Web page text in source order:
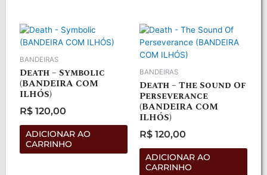
BANDEIRAS
Death – Symbolic
(BANDEIRA COM
ILHÓS)
Avaliação
0
R$ 120,00
ADICIONAR AO
CARRINHO
BANDEIRAS
Death – The Sound Of
Perseverance
(BANDEIRA COM
ILHÓS)
Avaliação
0
R$ 120,00
ADICIONAR AO
CARRINHO